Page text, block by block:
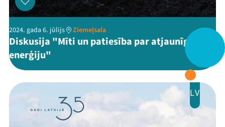
Jaunumi
Ziedo
Kontakti
2024. gada 6. jūlijs Ziemeļsala
Diskusija "Mīti un patiesība par atjaunīgo
enerģiju"
LV